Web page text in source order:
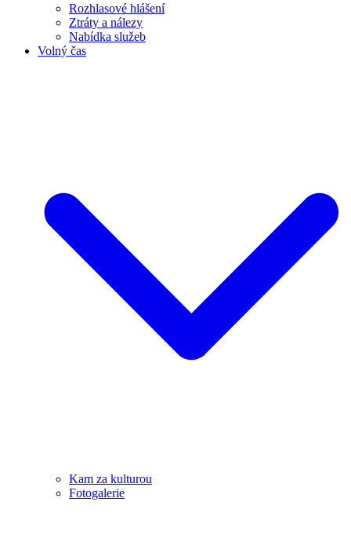
Rozhlasové hlášení
Ztráty a nálezy
Nabídka služeb
Volný čas
Kam za kulturou
Fotogalerie